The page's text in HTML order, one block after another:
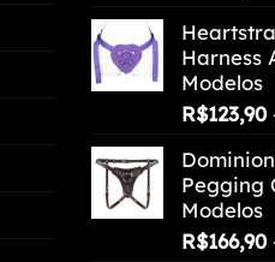
página
do
produto
Harness
Modelos
R$123,90
Pegging
Modelos
R$166,90